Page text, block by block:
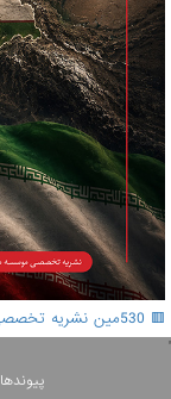
🟥 530مین نشریه تخصصی "مطالعات شرق" منتشر شد.
'
پيوندها